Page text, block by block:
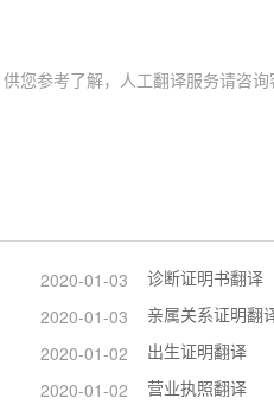
您参考了解，人工翻译服务请咨询
2020-01-03 诊断证明书翻译
2020-01-03 亲属关系证明翻
2020-01-02 出生证明翻译
2020-01-02 营业执照翻译